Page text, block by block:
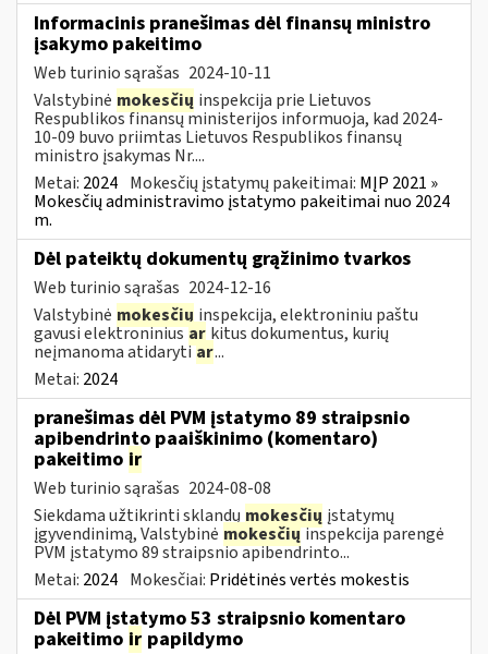
Informacinis pranešimas dėl finansų ministro
įsakymo pakeitimo
Web turinio sąrašas 2024-10-11
Valstybinė mokesčių inspekcija prie Lietuvos
Respublikos finansų ministerijos informuoja, kad 2024-
10-09 buvo priimtas Lietuvos Respublikos finansų
ministro įsakymas Nr....
Metai: 2024 Mokesčių įstatymų pakeitimai: MĮP 2021 »
Mokesčių administravimo įstatymo pakeitimai nuo 2024
m.
Dėl pateiktų dokumentų grąžinimo tvarkos
Web turinio sąrašas 2024-12-16
Valstybinė mokesčių inspekcija, elektroniniu paštu
gavusi elektroniniusar kitus dokumentus, kurių
neįmanoma atidarytiar...
Metai: 2024
pranešimas dėl PVM įstatymo 89 straipsnio
apibendrinto paaiškinimo (komentaro)
pakeitimo ir
Web turinio sąrašas 2024-08-08
Siekdama užtikrinti sklandų mokesčių įstatymų
įgyvendinimą, Valstybinė mokesčiųinspekcija parengė
PVM įstatymo 89 straipsnio apibendrinto...
Metai: 2024 Mokesčiai: Pridėtinės vertės mokestis
Dėl PVM įstatymo 53 straipsnio komentaro
pakeitimo ir papildymo